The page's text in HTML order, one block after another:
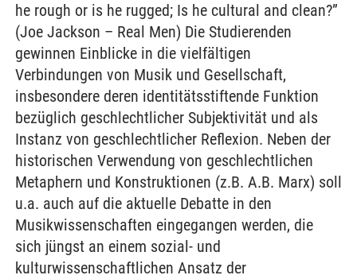
he rough or is he rugged; Is he cultural and clean?”
(Joe Jackson – Real Men) Die Studierenden
gewinnen Einblicke in die vielfältigen
Verbindungen von Musik und Gesellschaft,
insbesondere deren identitätsstiftende Funktion
bezüglich geschlechtlicher Subjektivität und als
Instanz von geschlechtlicher Reflexion. Neben der
historischen Verwendung von geschlechtlichen
Metaphern und Konstruktionen (z.B. A.B. Marx) soll
u.a. auch auf die aktuelle Debatte in den
Musikwissenschaften eingegangen werden, die
sich jüngst an einem sozial- und
kulturwissenschaftlichen Ansatz der